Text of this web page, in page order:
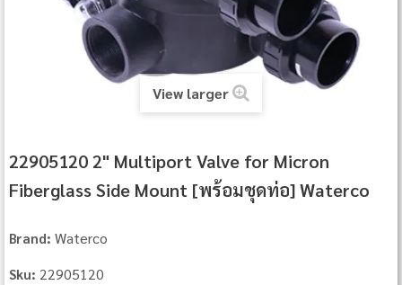
View larger
22905120 2" Multiport Valve for Micron
Fiberglass Side Mount [พร้อมชุดท่อ] Waterco
Brand: Waterco
Sku: 22905120